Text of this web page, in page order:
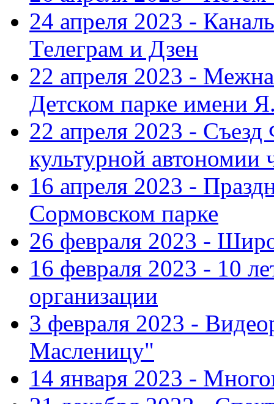
24 апреля 2023 -
Телеграм и Дзен
22 апреля 2023 -
Детском парке имени
22 апреля 2023 -
культурной автономии
16 апреля 2023 -
Сормовском парке
26 февраля 2023 -
16 февраля 2023 - 10
организации
3 февраля 2023 -
Масленицу"
14 января 2023 -